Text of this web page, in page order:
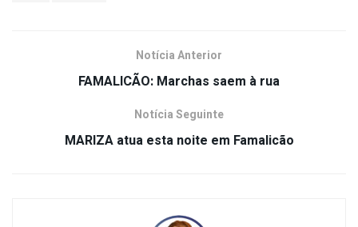
Notícia Anterior
FAMALICÃO: Marchas saem à rua
Notícia Seguinte
MARIZA atua esta noite em Famalicão